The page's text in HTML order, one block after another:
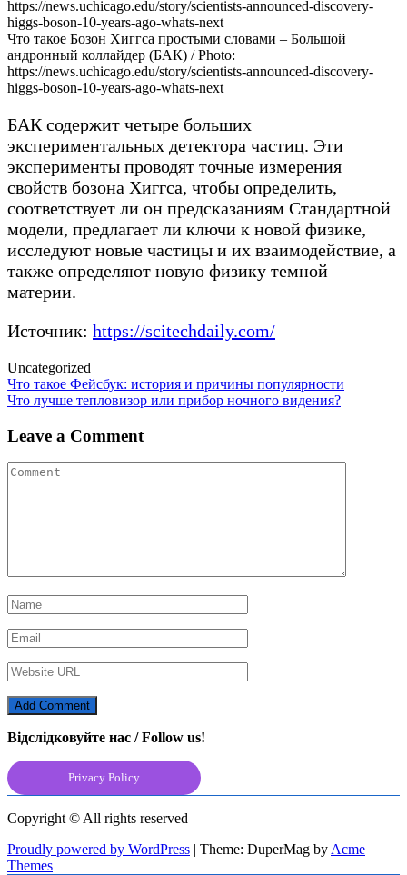
Что такое Бозон Хиггса простыми словами – Большой
андронный коллайдер (БАК) / Photo:
https://news.uchicago.edu/story/scientists-announced-discovery-
higgs-boson-10-years-ago-whats-next
БАК содержит четыре больших
экспериментальных детектора частиц. Эти
эксперименты проводят точные измерения
свойств бозона Хиггса, чтобы определить,
соответствует ли он предсказаниям Стандартной
модели, предлагает ли ключи к новой физике,
исследуют новые частицы и их взаимодействие, а
также определяют новую физику темной
материи.
Источник: https://scitechdaily.com/
Uncategorized
Post
navigation
Что такое Фейсбук: история и причины популярности
Что лучше тепловизор или прибор ночного видения?
Leave a Comment
Відслідковуйте нас / Follow us!
Privacy Policy
Copyright © All rights reserved
Proudly powered by WordPress | Theme: DuperMag by Acme
Themes